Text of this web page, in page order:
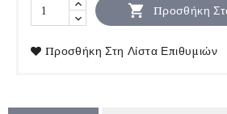
 Προσθήκη
Προσθήκη Στη Λίστα Επιθυμιών